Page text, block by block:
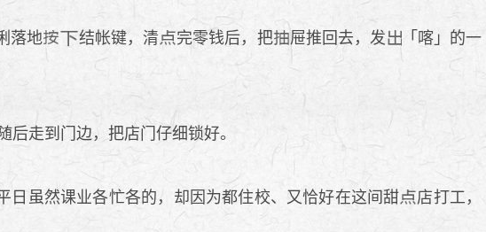
落地 结帐键，清 完零钱后，把 屉推回去，发
「喀」的一
后走到门边，把店门仔细锁好。
日虽然课业各忙各的，却因为都住校、又恰好在这间甜
店打工，